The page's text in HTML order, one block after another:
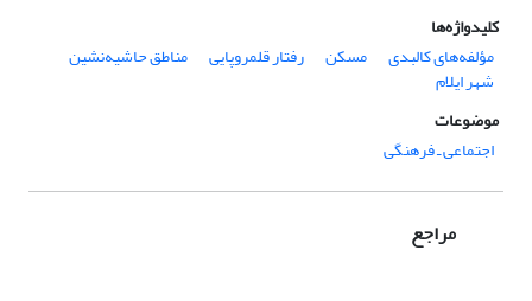
کلیدواژه‌ها
مؤلفه‌های کالبدی
مسکن رفتار قلمروپایی مناطق حاشیه‌نشین
شهر ایلام
موضوعات
اجتماعی ـ فرهنگی
مراجع